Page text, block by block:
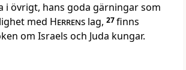
i övrigt, hans goda gärningar som
med Herrens lag, 27finns
om Israels och Juda kungar.